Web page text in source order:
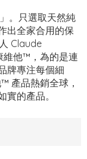
。只選取天然純
出全家合用的保
Claude
他™，為的是連
牌專注每個細
產品熱銷全球，
的產品。